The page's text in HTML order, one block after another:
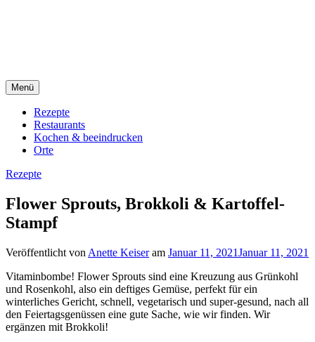
Menü
Rezepte
Restaurants
Kochen & beeindrucken
Orte
Rezepte
Flower Sprouts, Brokkoli & Kartoffel-
Stampf
Veröffentlicht von Anette Keiseram Januar 11, 2021Januar 11, 2021
Vitaminbombe! Flower Sprouts sind eine Kreuzung aus Grünkohl
und Rosenkohl, also ein deftiges Gemüse, perfekt für ein
winterliches Gericht, schnell, vegetarisch und super-gesund, nach all
den Feiertagsgenüssen eine gute Sache, wie wir finden. Wir
ergänzen mit Brokkoli!